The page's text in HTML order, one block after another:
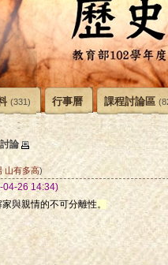
(331) 行事曆 課程討論區
討論
山有多高)
04-26 14:34)
與親情的不可分離性。